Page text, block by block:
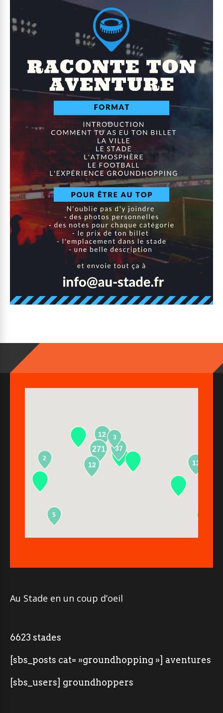
12
271
13
37
2
5
12
3
Au Stade en un coup d’oeil
6623 stades
[sbs_posts cat= »groundhopping »] aventures
[sbs_users] groundhoppers